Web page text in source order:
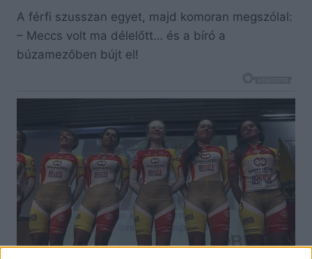
A férfi szusszan egyet, majd komoran megszólal:
– Meccs volt ma délelőtt… és a bíró a
búzamezőben bújt el!